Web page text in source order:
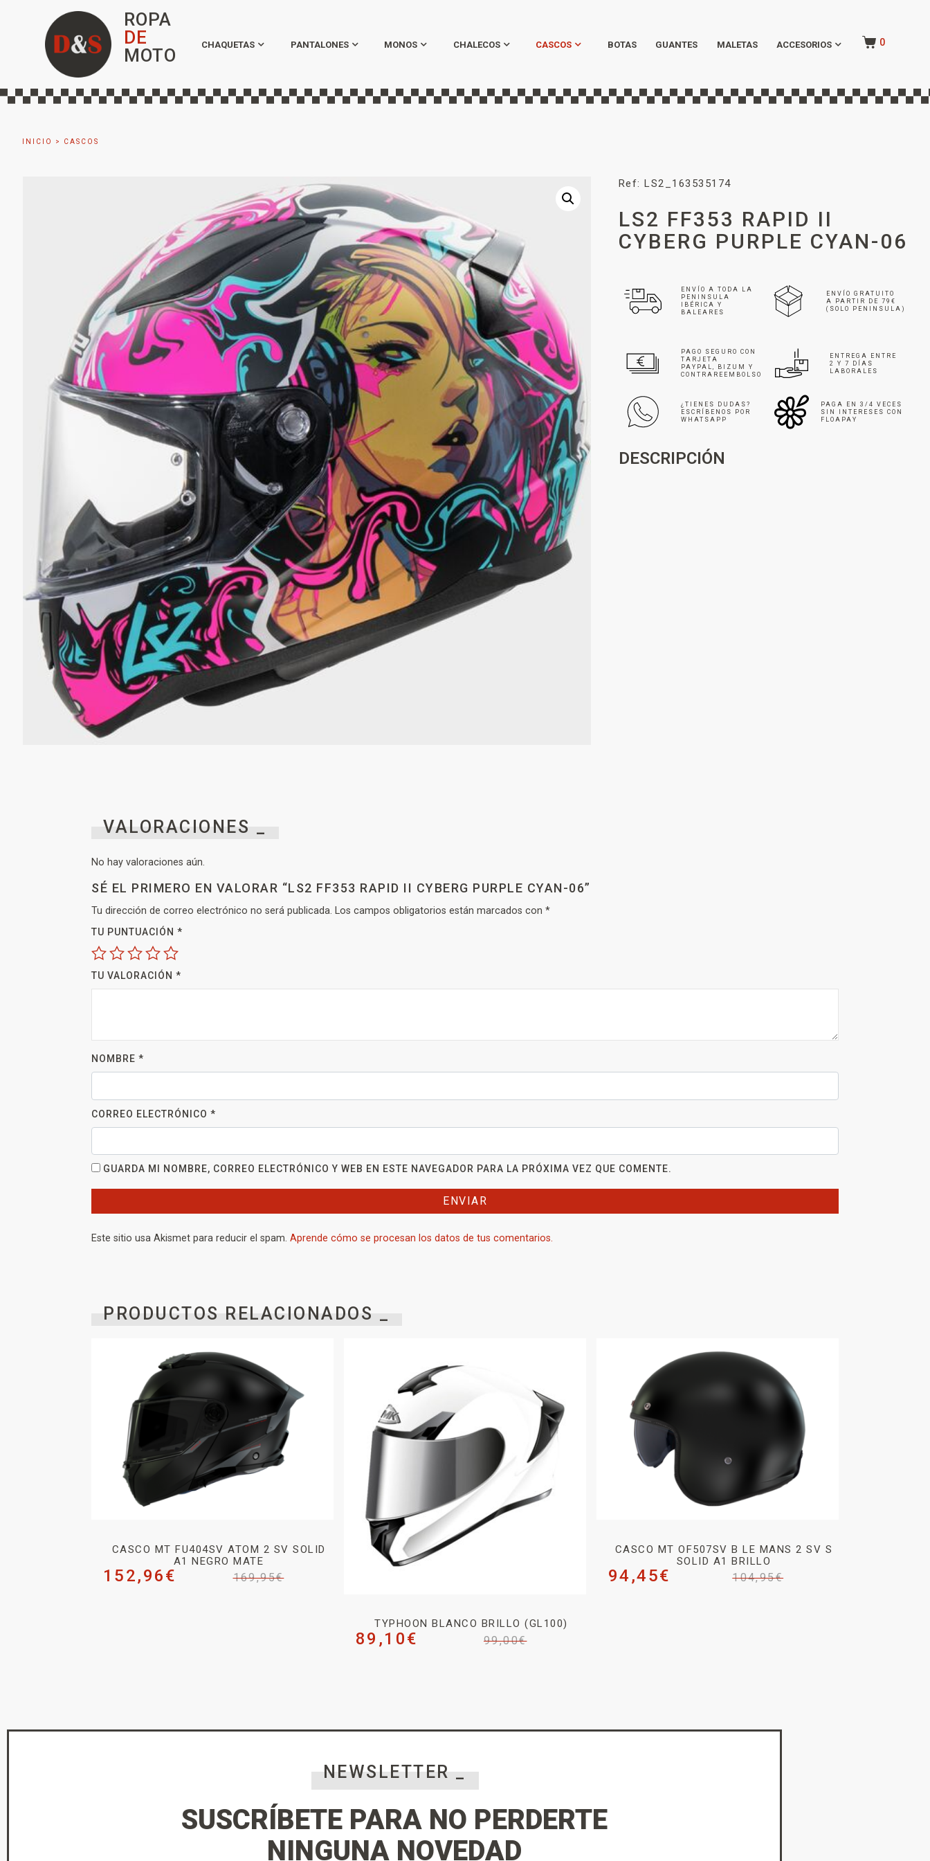
ROPA
DE
MOTO
CHAQUETAS PANTALONES MONOS CHALECOS CASCOS BOTAS GUANTES MALETAS ACCESORIOS 0
INICIO > CASCOS
Ref: LS2_163535174
LS2 FF353 RAPID II
CYBERG PURPLE CYAN-06
ENVÍO A TODA LA
PENINSULA
IBÉRICA Y
BALEARES
ENVÍO GRATUITO
A PARTIR DE 79€
(SOLO PENINSULA)
PAGO SEGURO CON
TARJETA
PAYPAL, BIZUM Y
CONTRAREEMBOLSO
ENTREGA ENTRE
2 Y 7 DÍAS
LABORALES
¿TIENES DUDAS?
ESCRÍBENOS POR
WHATSAPP
PAGA EN 3/4 VECES
SIN INTERESES CON
FLOAPAY
DESCRIPCIÓN
VALORACIONES _
No hay valoraciones aún.
SÉ EL PRIMERO EN VALORAR “LS2 FF353 RAPID II CYBERG PURPLE CYAN-06”
Tu dirección de correo electrónico no será publicada. Los campos obligatorios están marcados con *
TU PUNTUACIÓN *
TU VALORACIÓN *
NOMBRE *
CORREO ELECTRÓNICO *
GUARDA MI NOMBRE, CORREO ELECTRÓNICO Y WEB EN ESTE NAVEGADOR PARA LA PRÓXIMA VEZ QUE COMENTE.
Este sitio usa Akismet para reducir el spam. Aprende cómo se procesan los datos de tus comentarios.
PRODUCTOS RELACIONADOS _
CASCO MT FU404SV ATOM 2 SV SOLID
A1 NEGRO MATE
169,95€
152,96€
TYPHOON BLANCO BRILLO (GL100)
99,00€
89,10€
CASCO MT OF507SV B LE MANS 2 SV S
SOLID A1 BRILLO
104,95€
94,45€
NEWSLETTER _
SUSCRÍBETE PARA NO PERDERTE
NINGUNA NOVEDAD